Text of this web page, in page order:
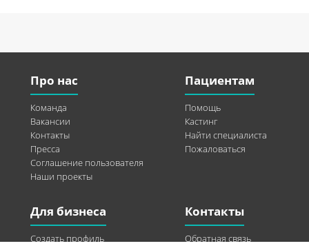
Про нас
Команда
Вакансии
Контакты
Пресса
Соглашение пользователя
Наши проекты
Пациентам
Помощь
Кастинг
Найти специалиста
Пожаловаться
Для бизнеса
Создать профиль
Контакты
Обратная связь